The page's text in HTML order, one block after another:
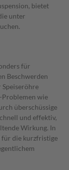
bietet
unter
für
Beschwerden
Problemen wie
überschüssige
und effektiv,
Wirkung. In
für die kurzfristige